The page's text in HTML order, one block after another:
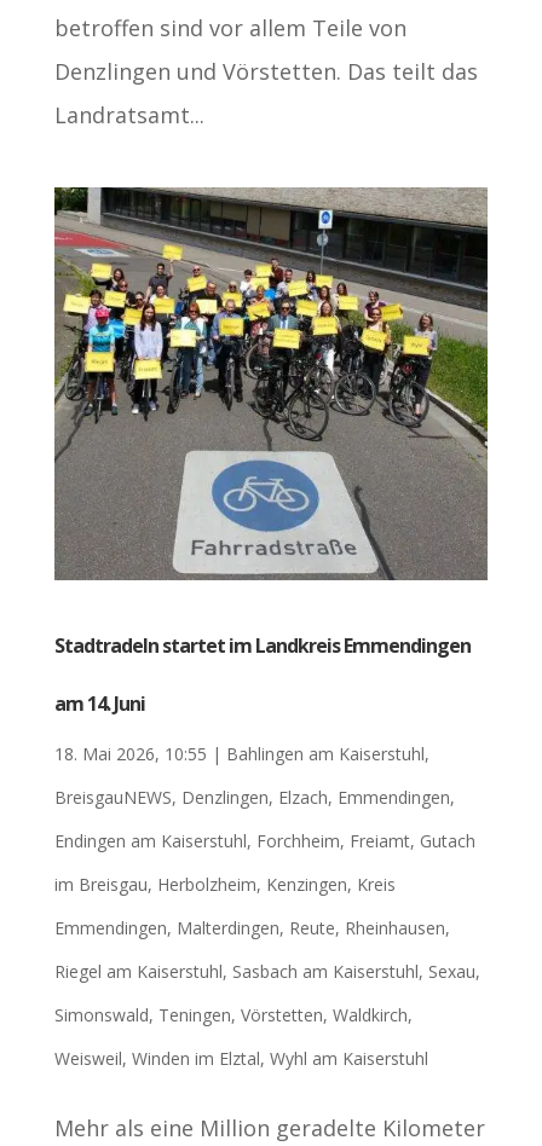
betroffen sind vor allem Teile von
Denzlingen und Vörstetten. Das teilt das
Landratsamt...
Stadtradeln startet im Landkreis Emmendingen
am 14. Juni
18. Mai 2026, 10:55 | Bahlingen am Kaiserstuhl,
BreisgauNEWS, Denzlingen, Elzach, Emmendingen,
Endingen am Kaiserstuhl, Forchheim, Freiamt, Gutach
im Breisgau, Herbolzheim, Kenzingen, Kreis
Emmendingen, Malterdingen, Reute, Rheinhausen,
Riegel am Kaiserstuhl, Sasbach am Kaiserstuhl, Sexau,
Simonswald, Teningen, Vörstetten, Waldkirch,
Weisweil, Winden im Elztal, Wyhl am Kaiserstuhl
Mehr als eine Million geradelte Kilometer